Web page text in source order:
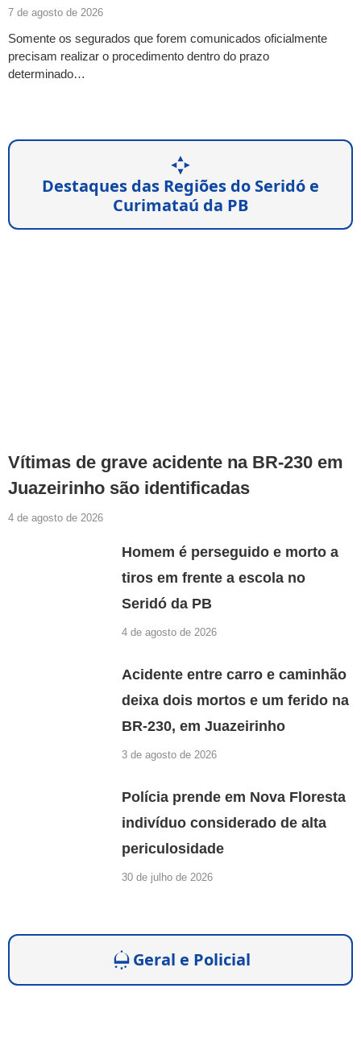
7 de agosto de 2026
Somente os segurados que forem comunicados oficialmente
precisam realizar o procedimento dentro do prazo
determinado…
Destaques das Regiões do Seridó e
Curimataú da PB
Vítimas de grave acidente na BR-230 em
Juazeirinho são identificadas
4 de agosto de 2026
Homem é perseguido e morto a
tiros em frente a escola no
Seridó da PB
4 de agosto de 2026
Acidente entre carro e caminhão
deixa dois mortos e um ferido na
BR-230, em Juazeirinho
3 de agosto de 2026
Polícia prende em Nova Floresta
indivíduo considerado de alta
periculosidade
30 de julho de 2026
Geral e Policial